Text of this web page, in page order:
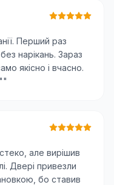
Перший раз
нарікань. Зараз
якісно і вчасно.
"
але вирішив
Двері привезли
бо ставив